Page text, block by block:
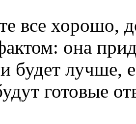
все хорошо,
она
будет лучше,
готовые